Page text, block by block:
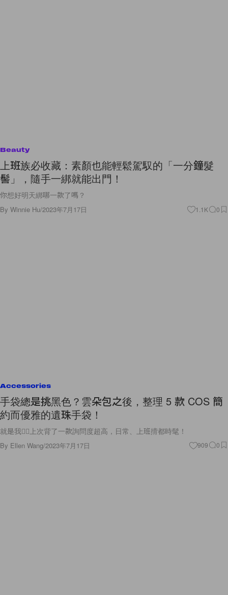
Beauty
上班族必收藏：素顏也能輕鬆駕馭的「一分鐘髮
髻」，隨手一綁就能出門！
你想好明天綁哪一款了嗎？
By Winnie Hu/2023年7月17日 1.1K 0
Accessories
手袋總是挑黑色？雲朵包之後，整理 5 款 COS 簡
約而優雅的遺珠手袋！
就是我🙋‍♀️上次背了一款詢問度超高，日常、上班揹都時髦！
By Ellen Wang/2023年7月17日 909 0